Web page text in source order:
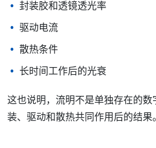
封装胶和透镜透光率
驱动电流
散热条件
长时间工作后的光衰
这也说明，流明不是单独存在的
装、驱动和散热共同作用后的结果